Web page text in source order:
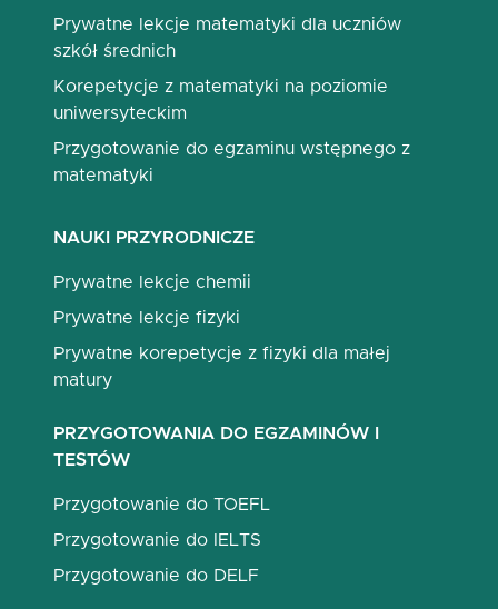
Prywatne lekcje matematyki dla uczniów
szkół średnich
Korepetycje z matematyki na poziomie
uniwersyteckim
Przygotowanie do egzaminu wstępnego z
matematyki
NAUKI PRZYRODNICZE
Prywatne lekcje chemii
Prywatne lekcje fizyki
Prywatne korepetycje z fizyki dla małej
matury
PRZYGOTOWANIA DO EGZAMINÓW I
TESTÓW
Przygotowanie do TOEFL
Przygotowanie do IELTS
Przygotowanie do DELF